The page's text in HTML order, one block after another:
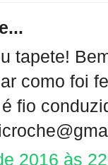
tapete!
como foi
fio
2016 às